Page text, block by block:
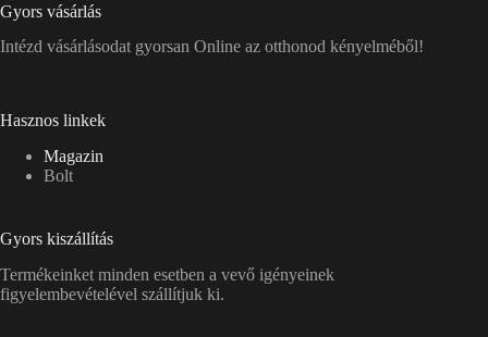
Gyors vásárlás
Intézd vásárlásodat gyorsan Online az otthonod kényelméből!
Hasznos linkek
Magazin
Bolt
Gyors kiszállítás
Termékeinket minden esetben a vevő igényeinek
figyelembevételével szállítjuk ki.